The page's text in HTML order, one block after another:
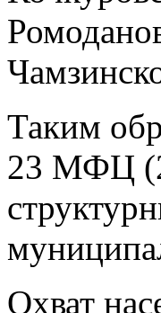
Таким
23 МФЦ
Охват